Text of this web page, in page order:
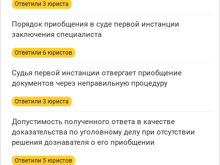
Ответили 3 юристa
Порядок приобщения в суде первой инстанции
заключения специалиста
Ответили 6 юристов
Судья первой инстанции отвергает приобщение
документов через неправильную процедуру
Ответили 3 юристa
Допустимость полученного ответа в качестве
доказательства по уголовному делу при отсутствии
решения дознавателя о его приобщении
Ответили 5 юристов